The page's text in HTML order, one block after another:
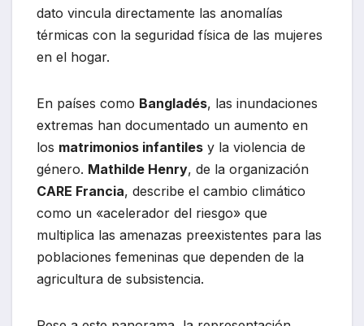
dato vincula directamente las anomalías
térmicas con la seguridad física de las mujeres
en el hogar.
En países como Bangladés, las inundaciones
extremas han documentado un aumento en
los matrimonios infantiles y la violencia de
género. Mathilde Henry, de la organización
CARE Francia, describe el cambio climático
como un «acelerador del riesgo» que
multiplica las amenazas preexistentes para las
poblaciones femeninas que dependen de la
agricultura de subsistencia.